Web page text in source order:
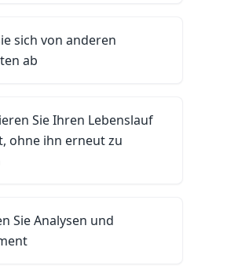
sich von anderen
ab
Sie Ihren Lebenslauf
ohne ihn erneut zu
Sie Analysen und